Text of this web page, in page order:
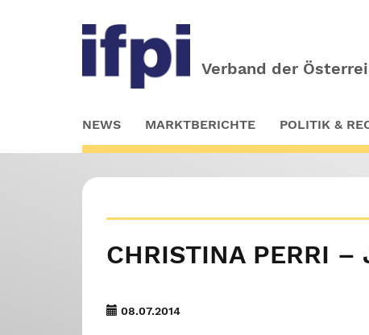
Verband der
to
main
NEWS MARKTBERICHTE POLITIK &
CHRISTINA PERRI –
08.07.2014